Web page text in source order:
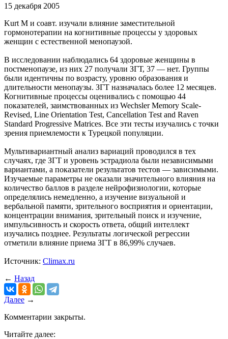
15 декабря 2005
Kurt M и соавт. изучали влияние заместительной
гормонотерапии на когнитивные процессы у здоровых
женщин с естественной менопаузой.
В исследовании наблюдались 64 здоровые женщины в
постменопаузе, из них 27 получали ЗГТ, 37 — нет. Группы
были идентичны по возрасту, уровню образования и
длительности менопаузы. ЗГТ назначалась более 12 месяцев.
Когнитивные процессы оценивались с помощью 44
показателей, заимствованных из Wechsler Memory Scale-
Revised, Line Orientation Test, Cancellation Test and Raven
Standard Progressive Matrices. Все эти тесты изучались с точки
зрения приемлемости к Турецкой популяции.
Мультивариантный анализ вариаций проводился в тех
случаях, где ЗГТ и уровень эстрадиола были независимыми
вариантами, а показатели результатов тестов — зависимыми.
Изучаемые параметры не оказали значительного влияния на
количество баллов в разделе нейрофизиологии, которые
определялись немедленно, а изучение визуальной и
вербальной памяти, зрительного восприятия и ориентации,
концентрации внимания, зрительный поиск и изучение,
импульсивность и скорость ответа, общий интеллект
изучались позднее. Результаты логической регрессии
отметили влияние приема ЗГТ в 86,99% случаев.
Источник: Climax.ru
← Назад
Далее →
Комментарии закрыты.
Читайте далее: